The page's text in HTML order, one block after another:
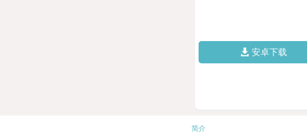
安卓下载
简介